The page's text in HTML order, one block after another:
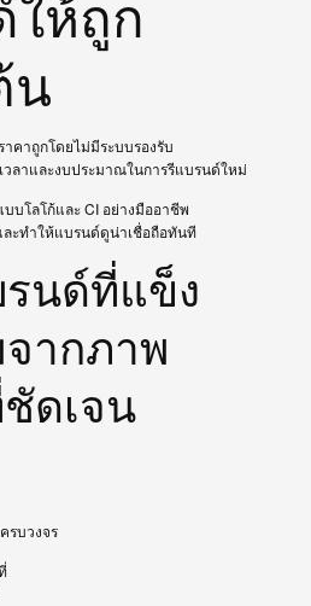
น
าคาถูกโดยไม่มีระบบรองรับ
วลาและงบประมาณในการรีแบรนด์ใหม่
บโลโก้และ CI อย่างมืออาชีพ
ะทำให้แบรนด์ดูน่าเชื่อถือทันที
นด์ที่แข็ง
จากภาพ
ดเจน
รบวงจร